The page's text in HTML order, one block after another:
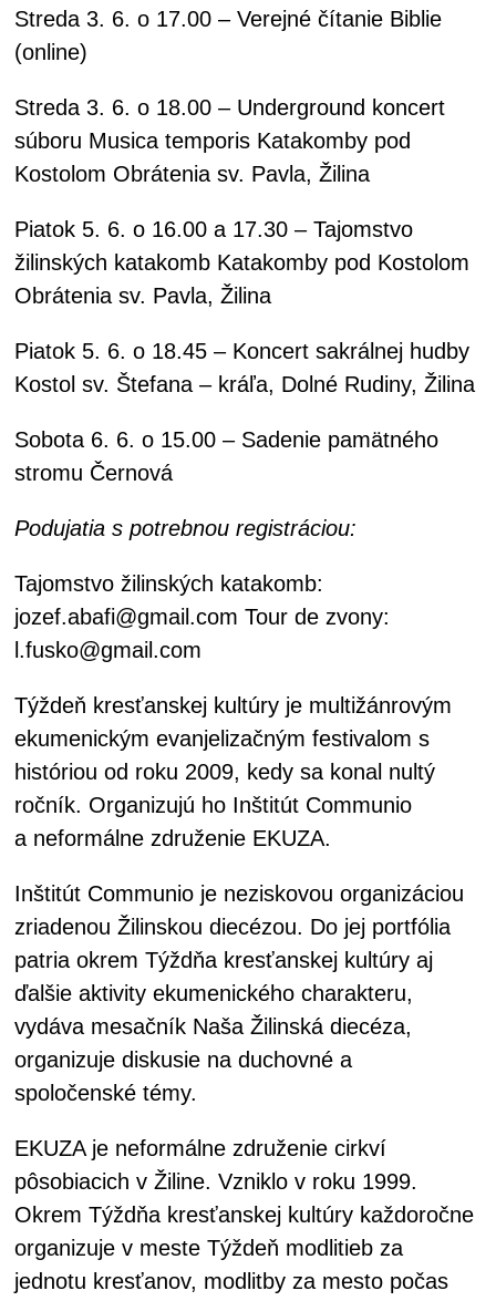
Streda 3. 6. o 17.00 – Verejné čítanie Biblie
(online)
Streda 3. 6. o 18.00 – Underground koncert
súboru Musica temporis Katakomby pod
Kostolom Obrátenia sv. Pavla, Žilina
Piatok 5. 6. o 16.00 a 17.30 – Tajomstvo
žilinských katakomb Katakomby pod Kostolom
Obrátenia sv. Pavla, Žilina
Piatok 5. 6. o 18.45 – Koncert sakrálnej hudby
Kostol sv. Štefana – kráľa, Dolné Rudiny, Žilina
Sobota 6. 6. o 15.00 – Sadenie pamätného
stromu Černová
Podujatia s potrebnou registráciou:
Tajomstvo žilinských katakomb:
jozef.abafi@gmail.com Tour de zvony:
l.fusko@gmail.com
Týždeň kresťanskej kultúry je multižánrovým
ekumenickým evanjelizačným festivalom s
históriou od roku 2009, kedy sa konal nultý
ročník. Organizujú ho Inštitút Communio
a neformálne združenie EKUZA.
Inštitút Communio je neziskovou organizáciou
zriadenou Žilinskou diecézou. Do jej portfólia
patria okrem Týždňa kresťanskej kultúry aj
ďalšie aktivity ekumenického charakteru,
vydáva mesačník Naša Žilinská diecéza,
organizuje diskusie na duchovné a
spoločenské témy.
EKUZA je neformálne združenie cirkví
pôsobiacich v Žiline. Vzniklo v roku 1999.
Okrem Týždňa kresťanskej kultúry každoročne
organizuje v meste Týždeň modlitieb za
jednotu kresťanov, modlitby za mesto počas